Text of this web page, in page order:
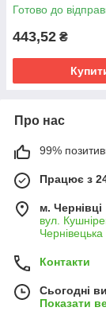
Готово до
443,52 ₴
Про нас
99%
Працює з
м. Чернівці
вул.
Чернівецька
Контакти
Сьогодні
Показати